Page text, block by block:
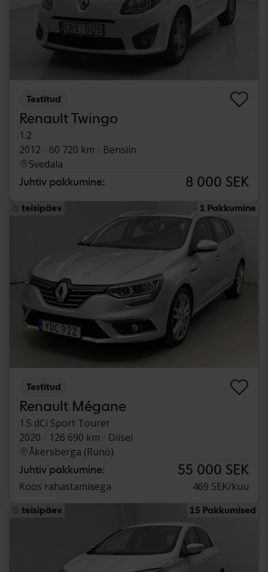
Testitud
Renault Twingo
1.2
2012
60 720 km
Bensiin
Svedala
Juhtiv pakkumine: 8 000 SEK
teisipäev 1 Pakkumine
Testitud
Renault Mégane
1.5 dCi Sport Tourer
2020
126 690 km
Diisel
Åkersberga (Runö)
Juhtiv pakkumine: 55 000 SEK
Koos rahastamisega 469 SEK/kuu
teisipäev 15 Pakkumised